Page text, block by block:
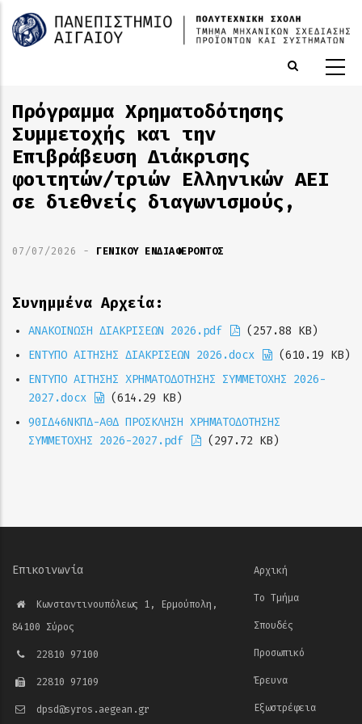
Παράκαμψη
προς
Πρόγραμμα Χρηματοδότησης
Συμμετοχής και την
Επιβράβευση Διάκρισης
φοιτητών/τριών Ελληνικών ΑΕΙ
σε διεθνείς διαγωνισμούς,
07/07/2026 - ΓΕΝΙΚΟΥ ΕΝΔΙΑΦΕΡΟΝΤΟΣ
Συνημμένα Αρχεία:
ΑΝΑΚΟΙΝΩΣΗ ΔΙΑΚΡΙΣΕΩΝ 2026.pdf
(257.88 KB)
ΕΝΤΥΠΟ ΑΙΤΗΣΗΣ ΔΙΑΚΡΙΣΕΩΝ 2026.docx
(610.19 KB)
ΕΝΤΥΠΟ ΑΙΤΗΣΗΣ ΧΡΗΜΑΤΟΔΟΤΗΣΗΣ ΣΥΜΜΕΤΟΧΗΣ 2026-
2027.docx
(614.29 KB)
90ΙΔ46ΝΚΠΔ-ΑΘΔ ΠΡΟΣΚΛΗΣΗ ΧΡΗΜΑΤΟΔΟΤΗΣΗΣ
ΣΥΜΜΕΤΟΧΗΣ 2026-2027.pdf
(297.72 KB)
Επικοινωνία
Κωνσταντινουπόλεως 1, Ερμούπολη,
84100 Σύρος
22810 97100
22810 97109
dpsd@syros.aegean.gr
Αρχική
Το Τμήμα
Σπουδές
Προσωπικό
Έρευνα
Εξωστρέφεια